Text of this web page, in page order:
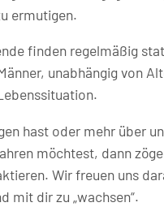
ermutigen.
finden regelmäßig
unabhängig von
hast oder mehr über
möchtest, dann
Wir freuen uns
mit dir zu „wachsen“.